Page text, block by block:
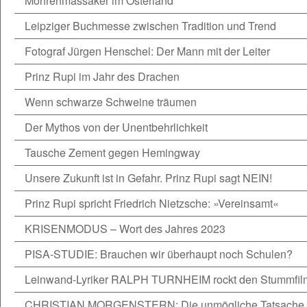
Leipziger Buchmesse zwischen Tradition und Trend
Fotograf Jürgen Henschel: Der Mann mit der Leiter
Prinz Rupi im Jahr des Drachen
Wenn schwarze Schweine träumen
Der Mythos von der Unentbehrlichkeit
Tausche Zement gegen Hemingway
Unsere Zukunft ist in Gefahr. Prinz Rupi sagt NEIN!
Prinz Rupi spricht Friedrich Nietzsche: »Vereinsamt«
KRISENMODUS – Wort des Jahres 2023
PISA-STUDIE: Brauchen wir überhaupt noch Schulen?
Leinwand-Lyriker RALPH TURNHEIM rockt den